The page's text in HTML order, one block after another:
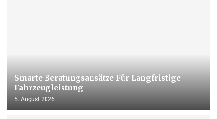
Smarte Beratungsansätze Für Langfristige
Fahrzeugleistung
5. August 2026